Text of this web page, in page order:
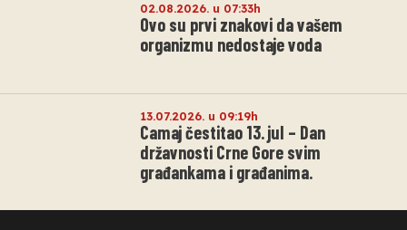
02.08.2026. u 07:33h
Ovo su prvi znakovi da vašem
organizmu nedostaje voda
13.07.2026. u 09:19h
Camaj čestitao 13. jul – Dan
državnosti Crne Gore svim
građankama i građanima.